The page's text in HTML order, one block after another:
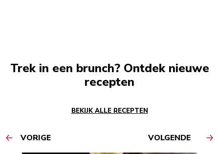
Trek in een brunch? Ontdek nieuwe
recepten
BEKIJK ALLE RECEPTEN
VORIGE VOLGENDE